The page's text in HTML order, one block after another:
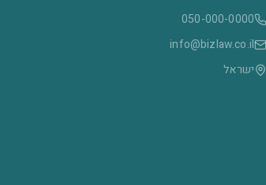
050-000-0000
info@bizlaw.co.il
ישראל